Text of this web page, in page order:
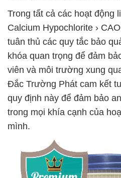
Trong tất cả các hoạt động
Calcium Hypochlorite ›
tuân thủ các quy tắc bảo
khóa quan trọng để đảm
viên và môi trường xung
Đắc Trường Phát cam kết
quy định này để đảm bảo
trong mọi khía cạnh của
mình.